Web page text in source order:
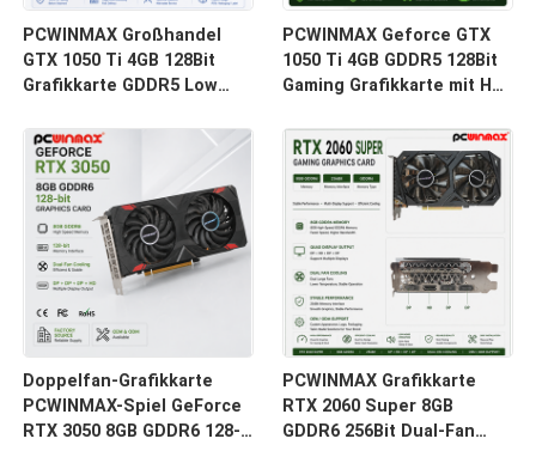
PCWINMAX Großhandel
GTX 1050 Ti 4GB 128Bit
Grafikkarte GDDR5 Low
Ausgang für Desktop
PCWINMAX Geforce GTX
1050 Ti 4GB GDDR5 128Bit
Gaming Grafikkarte mit HD-
Lager für Desktop-
Computer
Doppelfan-Grafikkarte
PCWINMAX-Spiel GeForce
RTX 3050 8GB GDDR6 128-
PCWINMAX Grafikkarte
RTX 2060 Super 8GB
GDDR6 256Bit Dual-Fan